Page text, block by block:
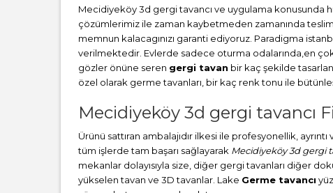
Mecidiyeköy 3d gergi tavancı ve uygulama konusunda
çözümlerimiz ile zaman kaybetmeden zamanında
memnun kalacagınızı garanti ediyoruz. Paradigma
verilmektedir. Evlerde sadece oturma odalarında,en
gözler önüne seren gergi tavan bir kaç şekilde
özel olarak germe tavanları, bir kaç renk tonu ile
Mecidiyeköy 3d gergi tavancı
Ürünü sattıran ambalajıdır ilkesi ile profesyonellik,
tüm işlerde tam başarı sağlayarak Mecidiyeköy 3d gergi
mekanlar dolayısıyla size, diğer gergi tavanları diğer
yükselen tavan ve 3D tavanlar. Lake Germe tavancı